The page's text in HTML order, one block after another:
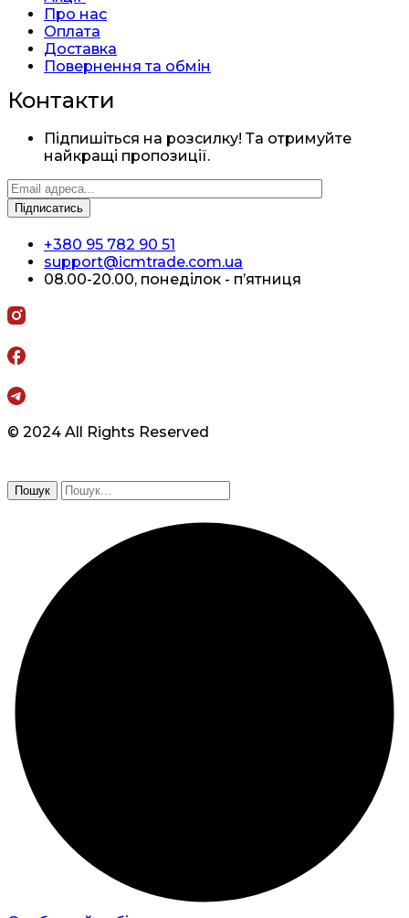
Про нас
Оплата
Доставка
Повернення та обмін
Контакти
Підпишіться на розсилку! Та отримуйте
найкращі пропозиції.
+380 95 782 90 51
support@icmtrade.com.ua
08.00-20.00, понеділок - п’ятниця
© 2024 All Rights Reserved
Пошук